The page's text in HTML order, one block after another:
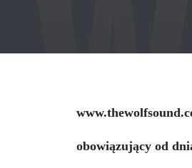
obowiązujący od